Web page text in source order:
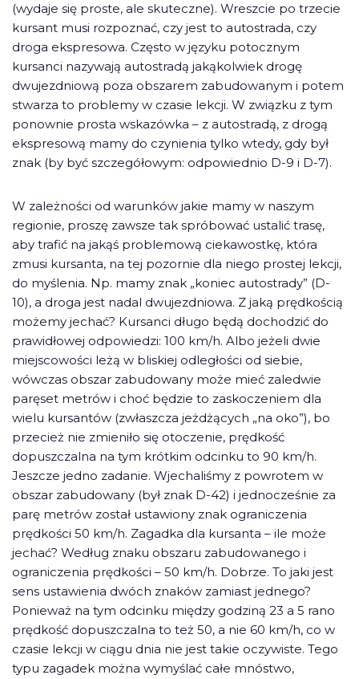
(wydaje się proste, ale skuteczne). Wreszcie po trzecie
kursant musi rozpoznać, czy jest to autostrada, czy
droga ekspresowa. Często w języku potocznym
kursanci nazywają autostradą jakąkolwiek drogę
dwujezdniową poza obszarem zabudowanym i potem
stwarza to problemy w czasie lekcji. W związku z tym
ponownie prosta wskazówka – z autostradą, z drogą
ekspresową mamy do czynienia tylko wtedy, gdy był
znak (by być szczegółowym: odpowiednio D-9 i D-7).
W zależności od warunków jakie mamy w naszym
regionie, proszę zawsze tak spróbować ustalić trasę,
aby trafić na jakąś problemową ciekawostkę, która
zmusi kursanta, na tej pozornie dla niego prostej lekcji,
do myślenia. Np. mamy znak „koniec autostrady” (D-
10), a droga jest nadal dwujezdniowa. Z jaką prędkością
możemy jechać? Kursanci długo będą dochodzić do
prawidłowej odpowiedzi: 100 km/h. Albo jeżeli dwie
miejscowości leżą w bliskiej odległości od siebie,
wówczas obszar zabudowany może mieć zaledwie
paręset metrów i choć będzie to zaskoczeniem dla
wielu kursantów (zwłaszcza jeżdżących „na oko”), bo
przecież nie zmieniło się otoczenie, prędkość
dopuszczalna na tym krótkim odcinku to 90 km/h.
Jeszcze jedno zadanie. Wjechaliśmy z powrotem w
obszar zabudowany (był znak D-42) i jednocześnie za
parę metrów został ustawiony znak ograniczenia
prędkości 50 km/h. Zagadka dla kursanta – ile może
jechać? Według znaku obszaru zabudowanego i
ograniczenia prędkości – 50 km/h. Dobrze. To jaki jest
sens ustawienia dwóch znaków zamiast jednego?
Ponieważ na tym odcinku między godziną 23 a 5 rano
prędkość dopuszczalna to też 50, a nie 60 km/h, co w
czasie lekcji w ciągu dnia nie jest takie oczywiste. Tego
typu zagadek można wymyślać całe mnóstwo,